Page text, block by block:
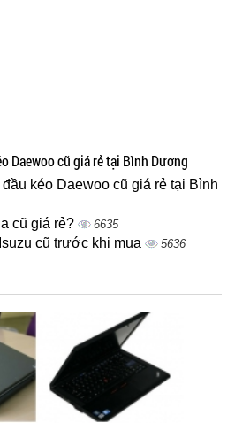
Daewoo cũ giá rẻ tại Bình Dương
kéo Daewoo cũ giá rẻ tại Bình
cũ giá rẻ? 6635
cũ trước khi mua 5636